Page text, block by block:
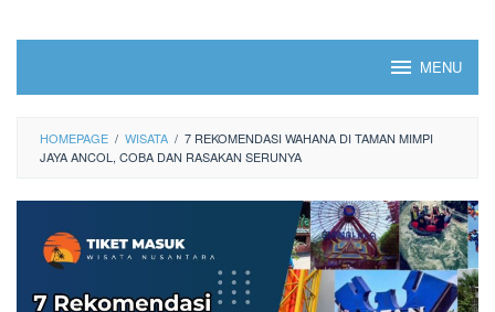
MENU
HOMEPAGE / WISATA / 7 REKOMENDASI WAHANA DI TAMAN MIMPI
JAYA ANCOL, COBA DAN RASAKAN SERUNYA